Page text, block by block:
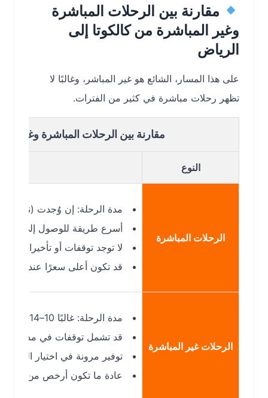
مقارنة بين الرحلات المباشرة
وغير المباشرة من كالكوتا إلى
الرياض
على هذا المسار، الشائع هو غير المباشر، وغالبًا لا
تظهر رحلات مباشرة في كثير من الفترات.
مقارنة بين الرحلات المباشرة وغير
الرحلات المباشرة
مدة الرحلة: إن وُجدت (نادرًا)
أسرع طريقة للوصول إلى الرياض (RUH)
لا توجد توقفات أو تأخيرات إضافية
قد تكون أعلى سعرًا عند توفرها
الرحلات غير المباشرة
مدة الرحلة: غالبًا 10–14 ساعة وقد تزيد حسب الانتظار
قد تشمل توقفات في مدن أخرى مثل:
توفير مرونة في اختيار المواعيد
عادة ما تكون أرخص من الرحلات